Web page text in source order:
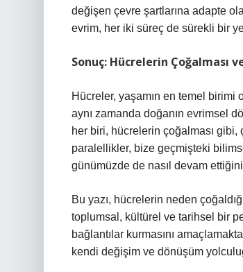
değişen çevre şartlarına adapte
evrim, her iki süreç de sürekli bir
Sonuç: Hücrelerin Çoğalması
Hücreler, yaşamın en temel
aynı zamanda doğanın evrimsel
her biri, hücrelerin çoğalması
paralellikler, bize geçmişteki
günümüzde de nasıl devam
Bu yazı, hücrelerin neden
toplumsal, kültürel ve tarihsel bir
bağlantılar kurmasını
kendi değişim ve dönüşüm